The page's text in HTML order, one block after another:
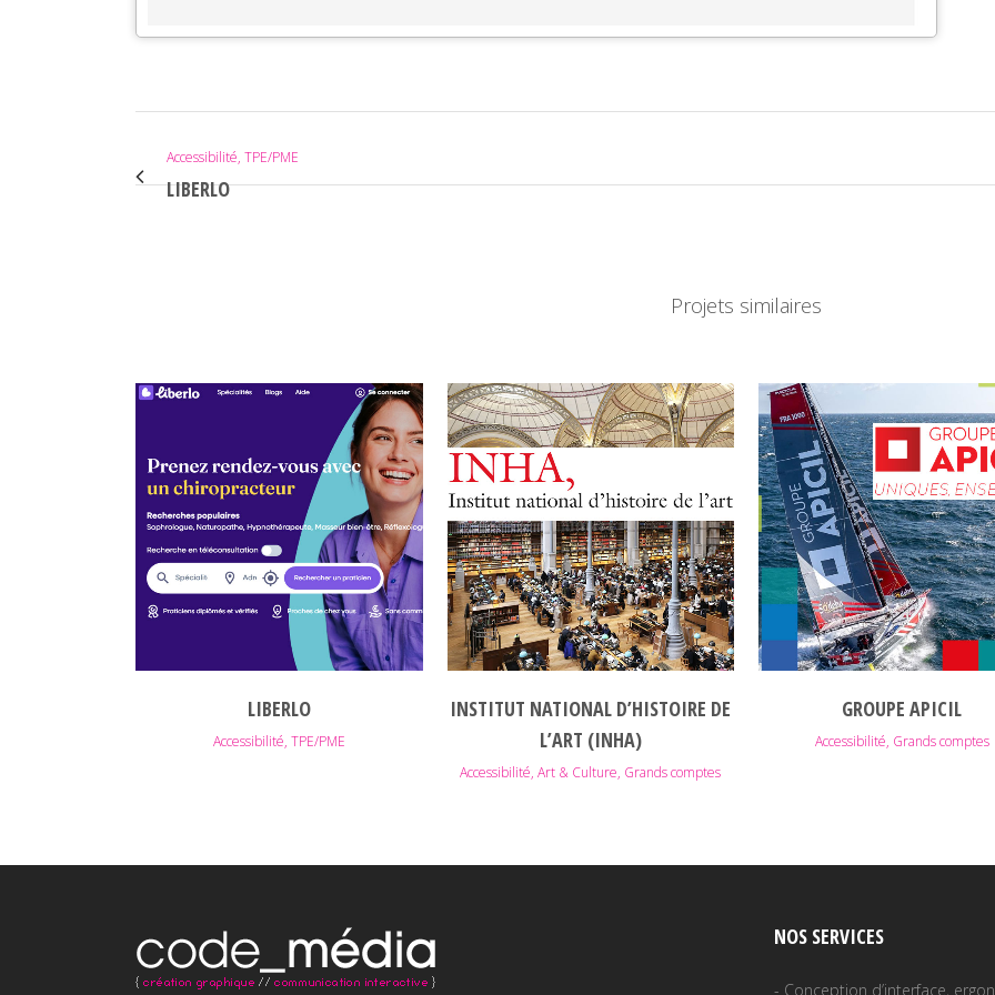
Accessibilité, TPE/PME
LIBERLO
Projets similaires
VOIR
LIBERLO
Accessibilité, TPE/PME
VOIR
INSTITUT NATIONAL D’HISTOIRE DE
L’ART (INHA)
Accessibilité, Art & Culture, Grands comptes
VOIR
GROUPE APICIL
Accessibilité, Grands comptes
NOS SERVICES
- Conception d’interface,